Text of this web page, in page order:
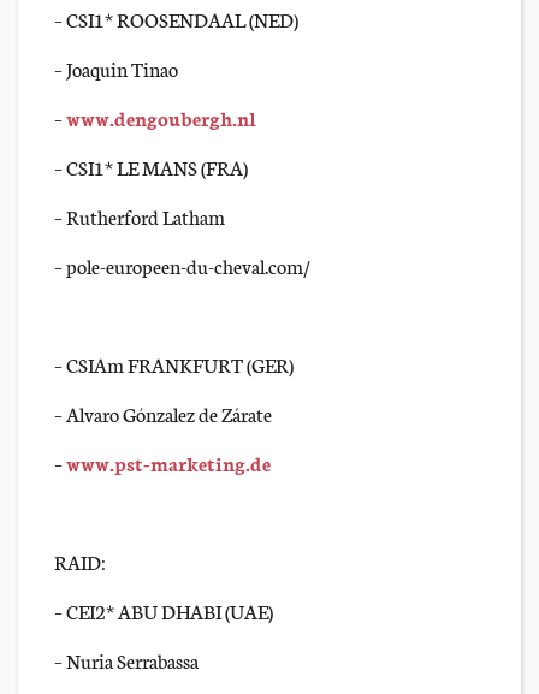
– CSI1* ROOSENDAAL (NED)
– Joaquin Tinao
–www.dengoubergh.nl
– CSI1* LE MANS (FRA)
– Rutherford Latham
– pole-europeen-du-cheval.com/
– CSIAm FRANKFURT (GER)
– Alvaro Gónzalez de Zárate
–www.pst-marketing.de
RAID:
– CEI2* ABU DHABI (UAE)
– Nuria Serrabassa